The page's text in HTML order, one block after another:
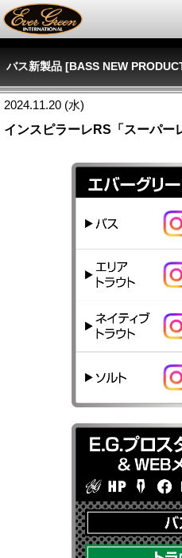
バス新製品 [BASS NEW
2024.11.20 (水)
インスピラーレRS「スーパー